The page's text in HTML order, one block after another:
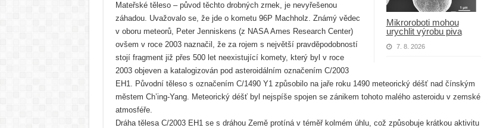
Mikroroboti mohou
urychlit výrobu piva
7. 8. 2026
Mateřské těleso – původ těchto drobných zrnek, je nevyřešenou
záhadou. Uvažovalo se, že jde o kometu 96P Machholz. Známý vědec
v oboru meteorů, Peter Jenniskens (z NASA Ames Research Center)
ovšem v roce 2003 naznačil, že za rojem s největší pravděpodobností
stojí fragment již přes 500 let neexistující komety, který byl v roce
2003 objeven a katalogizován pod asteroidálním označením C/2003
EH1. Původní těleso s označením C/1490 Y1 způsobilo na jaře roku 1490 meteorický déšť nad čínským
městem Ch’ing-Yang. Meteorický déšť byl nejspíše spojen se zánikem tohoto malého asteroidu v zemské
atmosféře.
Dráha tělesa C/2003 EH1 se s dráhou Země protíná v téměř kolmém úhlu, což způsobuje krátkou aktivitu